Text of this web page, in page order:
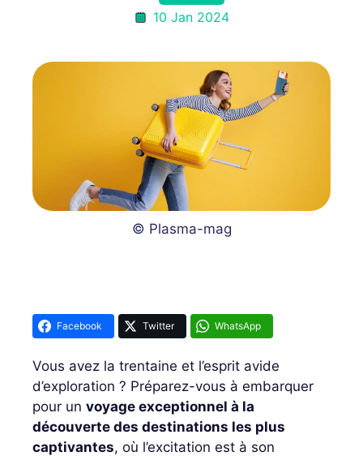
10 Jan 2024
© Plasma-mag
Facebook Twitter WhatsApp
Vous avez la trentaine et l’esprit avide
d’exploration ? Préparez-vous à embarquer
pour un voyage exceptionnel à la
découverte des destinations les plus
captivantes, où l’excitation est à son